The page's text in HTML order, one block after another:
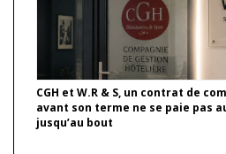
CGH et W.R & S, un contrat de
avant son terme ne se paie pas
jusqu’au bout